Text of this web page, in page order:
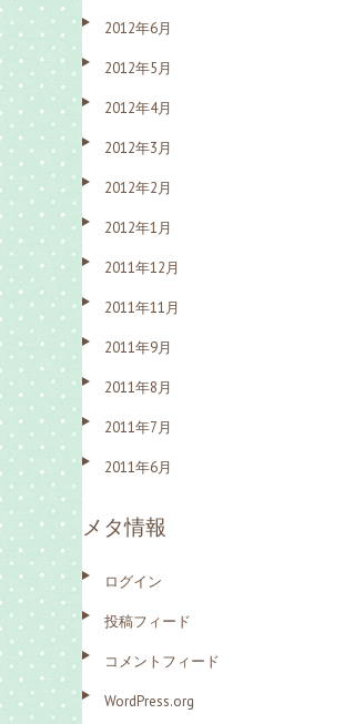
2012年6月
2012年5月
2012年4月
2012年3月
2012年2月
2012年1月
2011年12月
2011年11月
2011年9月
2011年8月
2011年7月
2011年6月
メタ情報
ログイン
投稿フィード
コメントフィード
WordPress.org